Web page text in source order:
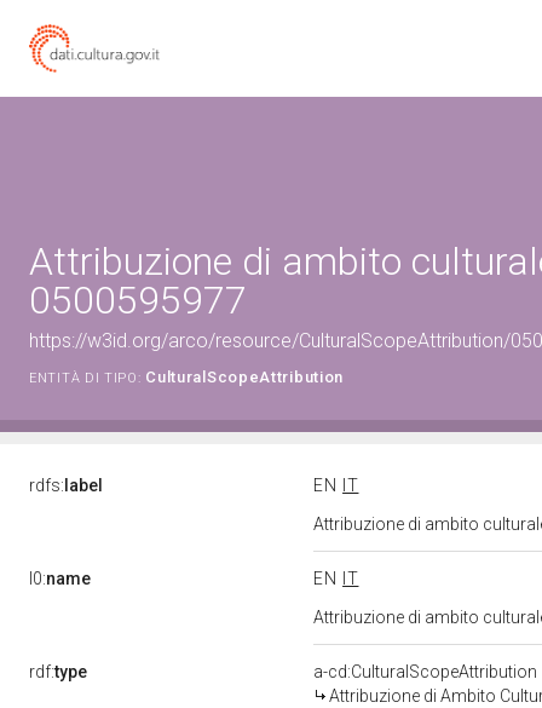
Attribuzione di ambito
0500595977
https://w3id.org/arco/resource/CulturalScopeAttribution/
ENTITÀ DI TIPO: CulturalScopeAttribution
rdfs: label EN
IT
Attribuzione di ambito
l0:name EN
IT
Attribuzione di ambito
rdf:type
a-cd:CulturalScopeAttribution
Attribuzione di Ambito